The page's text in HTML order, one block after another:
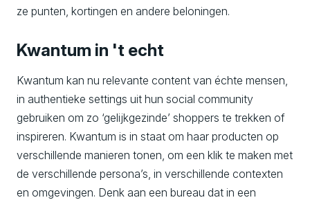
ze punten, kortingen en andere beloningen.
Kwantum in 't echt
Kwantum kan nu relevante content van échte mensen,
in authentieke settings uit hun social community
gebruiken om zo ‘gelijkgezinde’ shoppers te trekken of
inspireren. Kwantum is in staat om haar producten op
verschillende manieren tonen, om een klik te maken met
de verschillende persona’s, in verschillende contexten
en omgevingen. Denk aan een bureau dat in een